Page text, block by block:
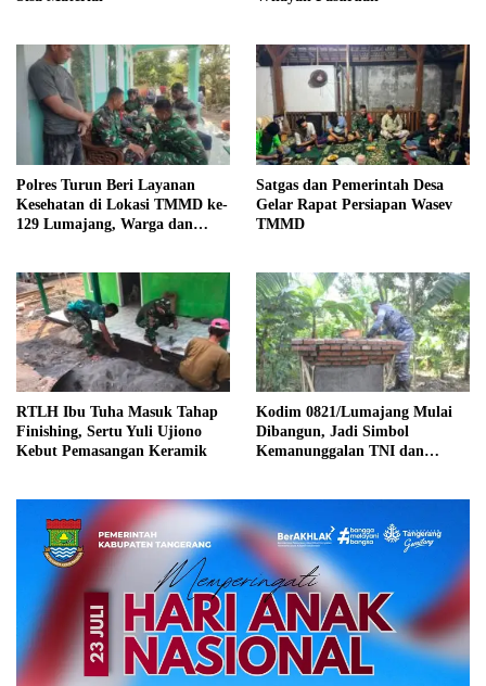
Polres Turun Beri Layanan
Kesehatan di Lokasi TMMD ke-
129 Lumajang, Warga dan
Satgas dan Pemerintah Desa
Gelar Rapat Persiapan Wasev
TMMD
RTLH Ibu Tuha Masuk Tahap
Finishing, Sertu Yuli Ujiono
Kebut Pemasangan Keramik
Kodim 0821/Lumajang Mulai
Dibangun, Jadi Simbol
Kemanunggalan TNI dan